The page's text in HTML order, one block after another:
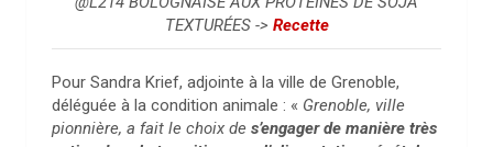
TEXTURÉES -> Recette
Pour Sandra Krief, adjointe à la ville de Grenoble,
déléguée à la condition animale : « Grenoble, ville
pionnière, a fait le choix de s’engager de manière très